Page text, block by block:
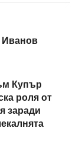
Купър
роля от
заради